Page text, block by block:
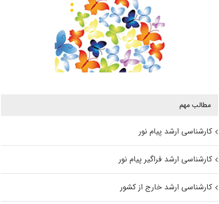
مطالب مهم
کارشناسی ارشد پیام نور
کارشناسی ارشد فراگیر پیام نور
کارشناسی ارشد خارج از کشور